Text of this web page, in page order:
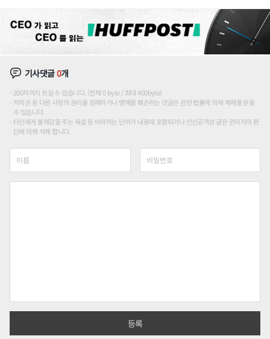
기사댓글0개
200자까지 쓰실 수 있습니다. (현재 0 byte / 최대 400byte)
저작권 등 다른 사람의 권리를 침해하거나 명예를 훼손하는 댓글은 관련 법률에 의해 제재를 받을
수 있습니다.
타인에게 불쾌감을 주는 욕설 등 비하하는 단어가 내용에 포함되거나 인신공격성 글은 관리자의 판
단에 의해 삭제 합니다.